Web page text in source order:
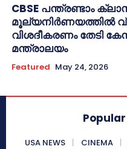
CBSE പന്ത്രണ്ടാം
മൂല്യനിർണയത്തിൽ
വിശദീകരണം തേടി
മന്ത്രാലയം
Featured May 24, 2026
USA NEWS CINEMA